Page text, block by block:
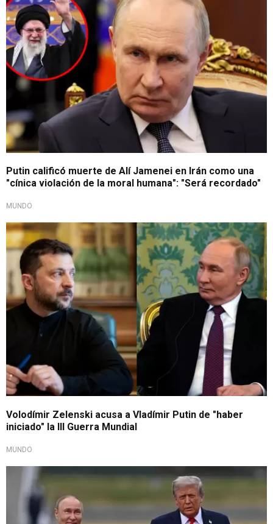
Putin calificó muerte de Alí Jamenei en Irán como una
"cínica violación de la moral humana": "Será recordado"
MUNDO
Tensión global
Volodímir Zelenski acusa a Vladímir Putin de "haber
iniciado" la III Guerra Mundial
MUNDO
Kremlin lo confirma